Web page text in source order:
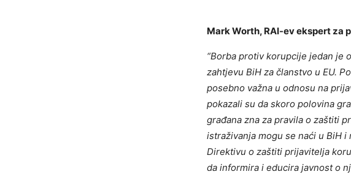
Mark Worth, RAI-ev ekspert za
“Borba protiv korupcije jedan je
zahtjevu BiH za članstvo u EU.
posebno važna u odnosu na
pokazali su da skoro polovina
građana zna za pravila o zaštiti
istraživanja mogu se naći u BiH
Direktivu o zaštiti prijavitelja
da informira i educira javnost o